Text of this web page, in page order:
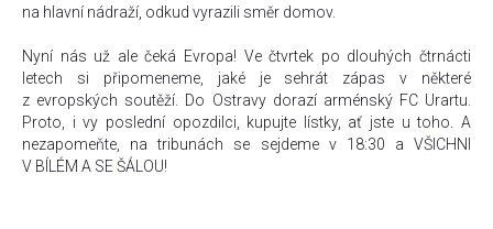
na hlavní nádraží, odkud vyrazili směr domov.
Nyní nás už ale čeká Evropa! Ve čtvrtek po dlouhých čtrnácti
letech si připomeneme, jaké je sehrát zápas v některé
z evropských soutěží. Do Ostravy dorazí arménský FC Urartu.
Proto, i vy poslední opozdilci, kupujte lístky, ať jste u toho. A
nezapomeňte, na tribunách se sejdeme v 18:30 a VŠICHNI
V BÍLÉM A SE ŠÁLOU!